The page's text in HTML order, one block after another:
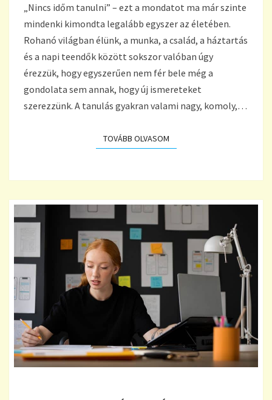
VISSZA
A
TANFOLYAM
PÁR
HÓNAP
ALATT?
„Nincs időm tanulni” – ezt a mondatot ma már szinte
mindenki kimondta legalább egyszer az életében.
Rohanó világban élünk, a munka, a család, a háztartás
és a napi teendők között sokszor valóban úgy
érezzük, hogy egyszerűen nem fér bele még a
gondolata sem annak, hogy új ismereteket
szerezzünk. A tanulás gyakran valami nagy, komoly,…
TOVÁBB OLVASOMTOVÁBB OLVASOM